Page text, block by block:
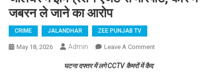
जबरन ले जाने का आरोप
CRIME JALANDHAR ZEE PUNJAB TV
May 18, 2026 Admin Leave A CommentOn जालंधर में इमिग्रेशन
घटना दफ्तर में लगे CCTV कैमरों में कैद